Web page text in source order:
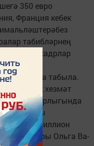
350 евро
Франция кебек
табибләрнең
кадр­лар
өчен акча табыла.
айлык хезмәт
министрлыгында
йортлары
195,7 миллион
министры Ольга Ва­